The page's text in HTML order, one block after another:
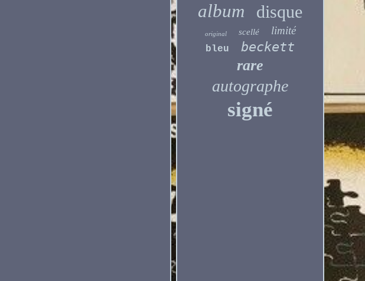
album disque
original scellé limité
bleu beckett
rare
autographe
signé